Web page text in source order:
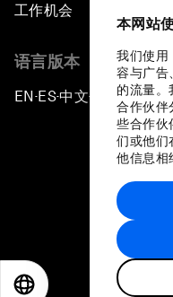
本网站
我们使用
容与广告
的流量。
合作伙伴
些合作伙
们或他们
他信息相
工作机会
语言版本
EN ▪ES▪中文▪ 日本語